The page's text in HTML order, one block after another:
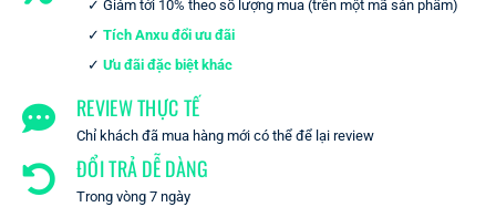
Giảm tới 10% theo số lượng mua (trên một mã sản phẩm)
Tích Anxu đổi ưu đãi
Ưu đãi đặc biệt khác
REVIEW THỰC TẾ
Chỉ khách đã mua hàng mới có thể để lại review
ĐỔI TRẢ DỄ DÀNG
Trong vòng 7 ngày